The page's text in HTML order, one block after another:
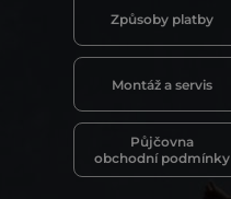
Způsoby platby
Montáž a servis
Půjčovna
obchodní podmínky